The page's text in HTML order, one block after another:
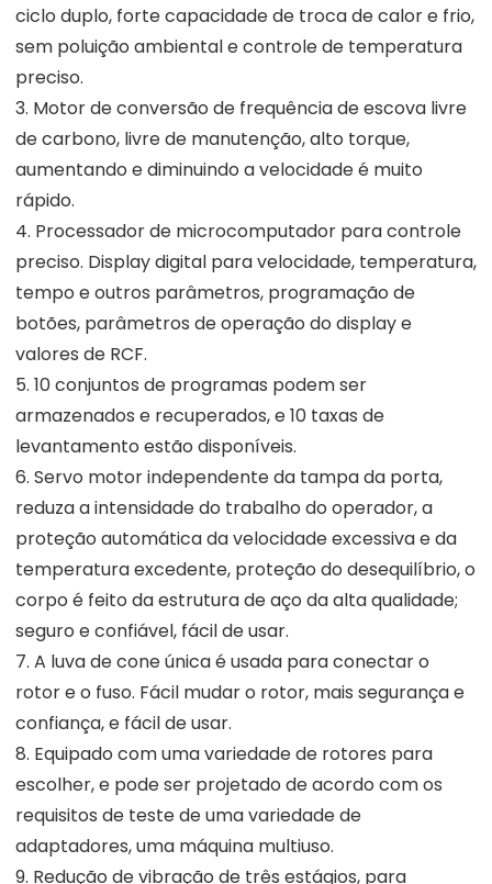
ciclo duplo, forte capacidade de troca de calor e frio,
sem poluição ambiental e controle de temperatura
preciso.
3. Motor de conversão de frequência de escova livre
de carbono, livre de manutenção, alto torque,
aumentando e diminuindo a velocidade é muito
rápido.
4. Processador de microcomputador para controle
preciso. Display digital para velocidade, temperatura,
tempo e outros parâmetros, programação de
botões, parâmetros de operação do display e
valores de RCF.
5. 10 conjuntos de programas podem ser
armazenados e recuperados, e 10 taxas de
levantamento estão disponíveis.
6. Servo motor independente da tampa da porta,
reduza a intensidade do trabalho do operador, a
proteção automática da velocidade excessiva e da
temperatura excedente, proteção do desequilíbrio, o
corpo é feito da estrutura de aço da alta qualidade;
seguro e confiável, fácil de usar.
7. A luva de cone única é usada para conectar o
rotor e o fuso. Fácil mudar o rotor, mais segurança e
confiança, e fácil de usar.
8. Equipado com uma variedade de rotores para
escolher, e pode ser projetado de acordo com os
requisitos de teste de uma variedade de
adaptadores, uma máquina multiuso.
9. Redução de vibração de três estágios, para